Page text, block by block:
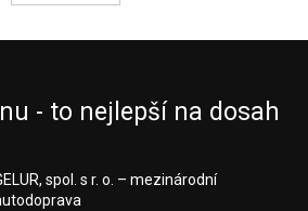
- to nejlepší na dosah
spol. s r. o. – mezinárodní